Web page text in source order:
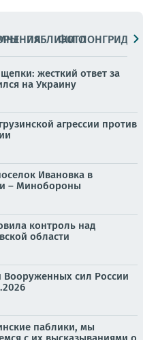
ПАБЛИКИ
ФОТОЛОНГРИДЫ
жесткий ответ за
на Украину
агрессии против
Ивановка в
– Минобороны
контроль над
области
Вооруженных сил России
паблики, мы